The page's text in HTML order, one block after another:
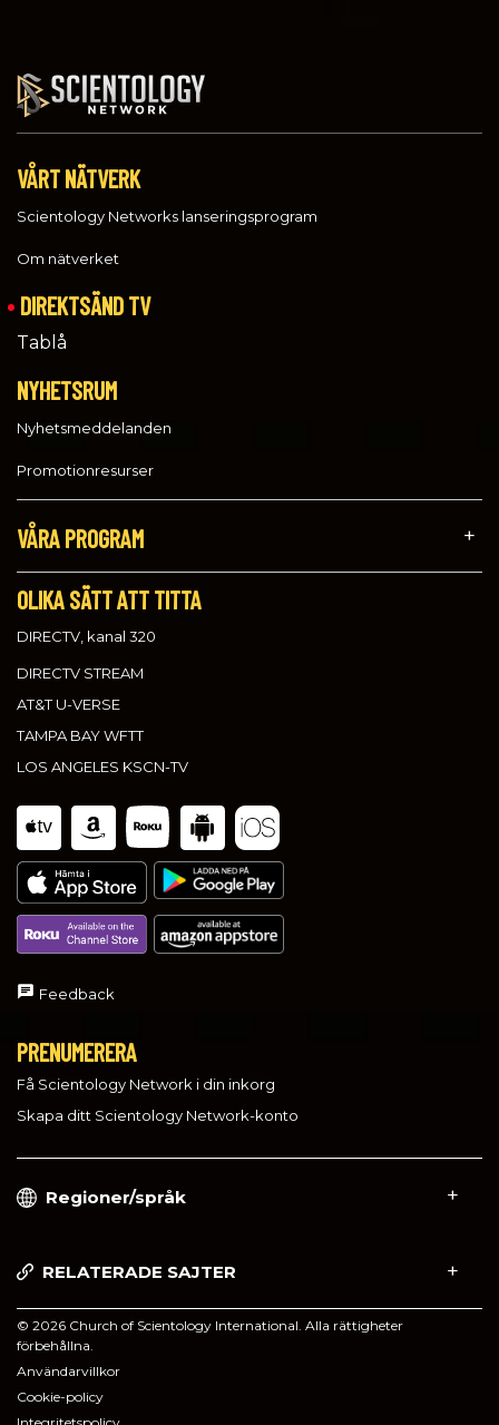
VÅRT NÄTVERK
Scientology Networks lanseringsprogram
Om nätverket
DIREKTSÄND TV
Tablå
NYHETSRUM
Nyhetsmeddelanden
Promotionresurser
VÅRA PROGRAM
OLIKA SÄTT ATT TITTA
DIRECTV, kanal 320
DIRECTV STREAM
AT&T U-VERSE
TAMPA BAY WFTT
LOS ANGELES KSCN-TV
Feedback
PRENUMERERA
Få Scientology Network i din inkorg
Skapa ditt Scientology Network-konto
Regioner/språk
RELATERADE SAJTER
© 2026 Church of Scientology International. Alla rättigheter
förbehållna.
Användarvillkor
Cookie-policy